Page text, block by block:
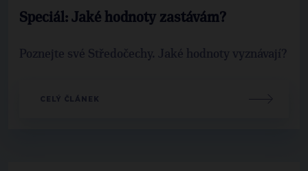
Speciál: Jaké hodnoty zastávám?
Poznejte své Středočechy. Jaké hodnoty vyznávají?
CELÝ ČLÁNEK